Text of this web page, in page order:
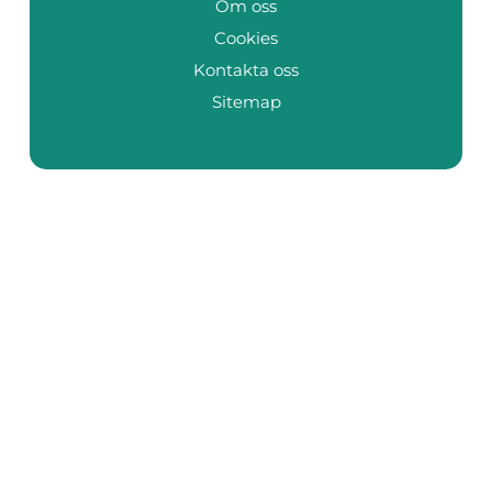
Om oss
Cookies
Kontakta oss
Sitemap